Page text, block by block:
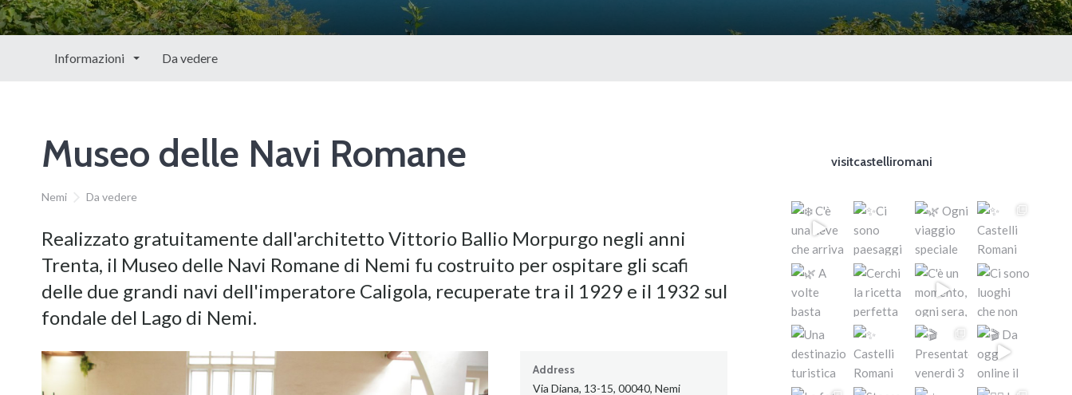
Informazioni Da vedere
Museo delle Navi Romane
Nemi Da vedere
Realizzato gratuitamente dall'architetto Vittorio Ballio Morpurgo negli anni
Trenta, il Museo delle Navi Romane di Nemi fu costruito per ospitare gli scafi
delle due grandi navi dell'imperatore Caligola, recuperate tra il 1929 e il 1932 sul
fondale del Lago di Nemi.
Address
Via Diana, 13-15, 00040, Nemi
visitcastelliromani